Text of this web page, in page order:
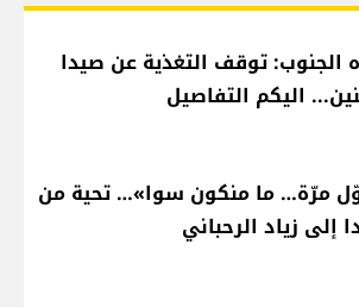
الجنوب: توقف التغذية عن صيدا
اليكم التفاصيل
مرّة… ما منكون سوا»… تحية من
إلى زياد الرحباني